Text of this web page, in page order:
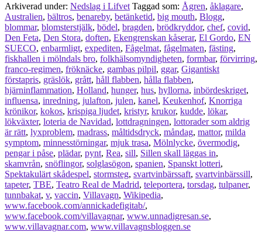
Arkiverad under: Nedslag i Lifvet Taggad som: Ågren, åklagare,
Australien, bältros, benareby, betänketid, big mouth, Blogg,
blommar, blomsterstjälk, bödel, bragden, brödkryddor, chef, covid,
Den Feta, Den Stora, doften, Ekengrenskan kåserar, El Gordo, EN
SUECO, enbarmligt, expediten, Fågelmat, fågelmaten, fästing,
fiskhallen i mölndals bro, folkhälsomyndigheten, formbar, förvirring,
franco-regimen, fröknäcke, gambas pilpil, ggar, Gigantiskt
förstapris, gräslök, grått, håll flabben, hålla flabben,
hjärninflammation, Holland, hunger, hus, hyllorna, inbördeskriget,
influensa, inredning, julafton, julen, kanel, Keukenhof, Knorriga
krönikor, kokos, krispiga ljudet, kristyr, krukor, kudde, lökar,
lökväxter, loteria de Navidad, lottdragningen, lottorader som aldrig
är rätt, lyxproblem, madrass, måltidsdryck, måndag, mattor, milda
symptom, minnesstörningar, mjuk trasa, Mölnlycke, övermodig,
pengar i påse, plädar, pynt, Rea, sill, Sillen skall läggas in,
skamvrån, snöflingor, solglasögon, spanien, Spanskt lotteri,
Spektakulärt skådespel, stormsteg, svartvinbärssaft, svartvinbärssill,
tapeter, TBE, Teatro Real de Madrid, teleportera, torsdag, tulpaner,
tunnbakat, v, vaccin, Villavagn, Wikipedia,
www.facebook.com/annickadefigitab/,
www.facebook.com/villavagnar, www.unnadigresan.se,
www.villavagnar.com, www.villavagnsbloggen.se